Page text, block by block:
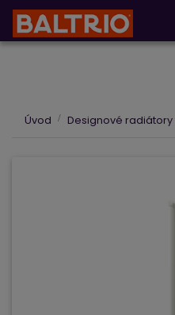
Úvod Designové radiátory